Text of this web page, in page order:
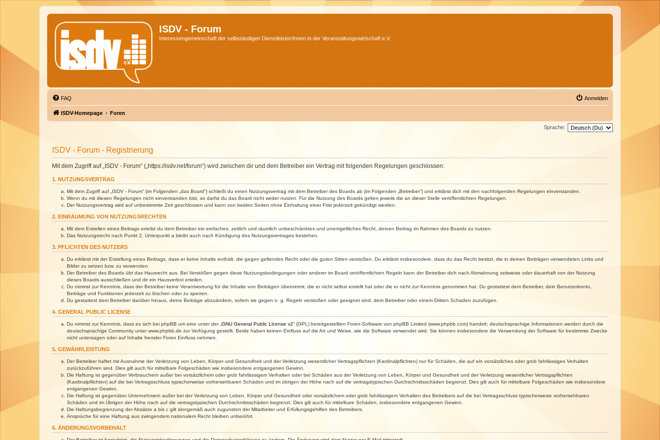
ISDV - Forum
Interessengemeinschaft der selbständigen Dienstleister/Innen in der Veranstaltungswirtschaft e.V.
FAQ Anmelden
ISDV-Homepage Foren
Sprache:
ISDV - Forum - Registrierung
Mit dem Zugriff auf „ISDV - Forum“ („https://isdv.net/forum“) wird zwischen dir und dem Betreiber ein Vertrag mit folgenden Regelungen geschlossen:
1. NUTZUNGSVERTRAG
Mit dem Zugriff auf „ISDV - Forum“ (im Folgenden „das Board“) schließt du einen Nutzungsvertrag mit dem Betreiber des Boards ab (im Folgenden „Betreiber“) und erklärst dich mit den nachfolgenden Regelungen einverstanden.
Wenn du mit diesen Regelungen nicht einverstanden bist, so darfst du das Board nicht weiter nutzen. Für die Nutzung des Boards gelten jeweils die an dieser Stelle veröffentlichten Regelungen.
Der Nutzungsvertrag wird auf unbestimmte Zeit geschlossen und kann von beiden Seiten ohne Einhaltung einer Frist jederzeit gekündigt werden.
2. EINRÄUMUNG VON NUTZUNGSRECHTEN
Mit dem Erstellen eines Beitrags erteilst du dem Betreiber ein einfaches, zeitlich und räumlich unbeschränktes und unentgeltliches Recht, deinen Beitrag im Rahmen des Boards zu nutzen.
Das Nutzungsrecht nach Punkt 2, Unterpunkt a bleibt auch nach Kündigung des Nutzungsvertrages bestehen.
3. PFLICHTEN DES NUTZERS
Du erklärst mit der Erstellung eines Beitrags, dass er keine Inhalte enthält, die gegen geltendes Recht oder die guten Sitten verstoßen. Du erklärst insbesondere, dass du das Recht besitzt, die in deinen Beiträgen verwendeten Links und
Bilder zu setzen bzw. zu verwenden.
Der Betreiber des Boards übt das Hausrecht aus. Bei Verstößen gegen diese Nutzungsbedingungen oder anderer im Board veröffentlichten Regeln kann der Betreiber dich nach Abmahnung zeitweise oder dauerhaft von der Nutzung
dieses Boards ausschließen und dir ein Hausverbot erteilen.
Du nimmst zur Kenntnis, dass der Betreiber keine Verantwortung für die Inhalte von Beiträgen übernimmt, die er nicht selbst erstellt hat oder die er nicht zur Kenntnis genommen hat. Du gestattest dem Betreiber, dein Benutzerkonto,
Beiträge und Funktionen jederzeit zu löschen oder zu sperren.
Du gestattest dem Betreiber darüber hinaus, deine Beiträge abzuändern, sofern sie gegen o. g. Regeln verstoßen oder geeignet sind, dem Betreiber oder einem Dritten Schaden zuzufügen.
4. GENERAL PUBLIC LICENSE
Du nimmst zur Kenntnis, dass es sich bei phpBB um eine unter der „ GNU General Public License v2“ (GPL) bereitgestellten Foren-Software von phpBB Limited (www.phpbb.com) handelt; deutschsprachige Informationen werden durch die
deutschsprachige Community unter www.phpbb.de zur Verfügung gestellt. Beide haben keinen Einfluss auf die Art und Weise, wie die Software verwendet wird. Sie können insbesondere die Verwendung der Software für bestimmte Zwecke
nicht untersagen oder auf Inhalte fremder Foren Einfluss nehmen.
5. GEWÄHRLEISTUNG
Der Betreiber haftet mit Ausnahme der Verletzung von Leben, Körper und Gesundheit und der Verletzung wesentlicher Vertragspflichten (Kardinalpflichten) nur für Schäden, die auf ein vorsätzliches oder grob fahrlässiges Verhalten
zurückzuführen sind. Dies gilt auch für mittelbare Folgeschäden wie insbesondere entgangenen Gewinn.
Die Haftung ist gegenüber Verbrauchern außer bei vorsätzlichem oder grob fahrlässigem Verhalten oder bei Schäden aus der Verletzung von Leben, Körper und Gesundheit und der Verletzung wesentlicher Vertragspflichten
(Kardinalpflichten) auf die bei Vertragsschluss typischerweise vorhersehbaren Schäden und im übrigen der Höhe nach auf die vertragstypischen Durchschnittsschäden begrenzt. Dies gilt auch für mittelbare Folgeschäden wie insbesondere
entgangenen Gewinn.
Die Haftung ist gegenüber Unternehmern außer bei der Verletzung von Leben, Körper und Gesundheit oder vorsätzlichem oder grob fahrlässigem Verhalten des Betreibers auf die bei Vertragsschluss typischerweise vorhersehbaren
Schäden und im Übrigen der Höhe nach auf die vertragstypischen Durchschnittsschäden begrenzt. Dies gilt auch für mittelbare Schäden, insbesondere entgangenen Gewinn.
Die Haftungsbegrenzung der Absätze a bis c gilt sinngemäß auch zugunsten der Mitarbeiter und Erfüllungsgehilfen des Betreibers.
Ansprüche für eine Haftung aus zwingendem nationalem Recht bleiben unberührt.
6. ÄNDERUNGSVORBEHALT